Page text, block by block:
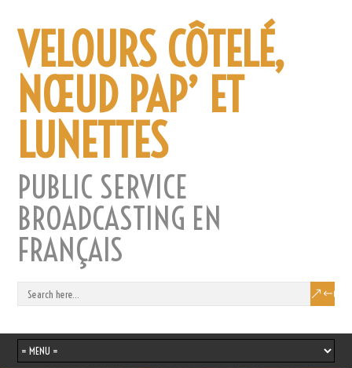
VELOURS CÔTELÉ,
NŒUD PAP’ ET
LUNETTES
PUBLIC SERVICE
BROADCASTING EN
FRANÇAIS